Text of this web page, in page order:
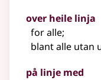
over heile linja
for alle;
blant alle utan
på linje med